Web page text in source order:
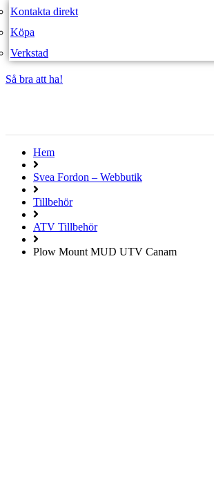
Kontakta direkt
Köpa
Verkstad
Så bra att ha!
Hem
Svea Fordon – Webbutik
Tillbehör
ATV Tillbehör
Plow Mount MUD UTV Canam